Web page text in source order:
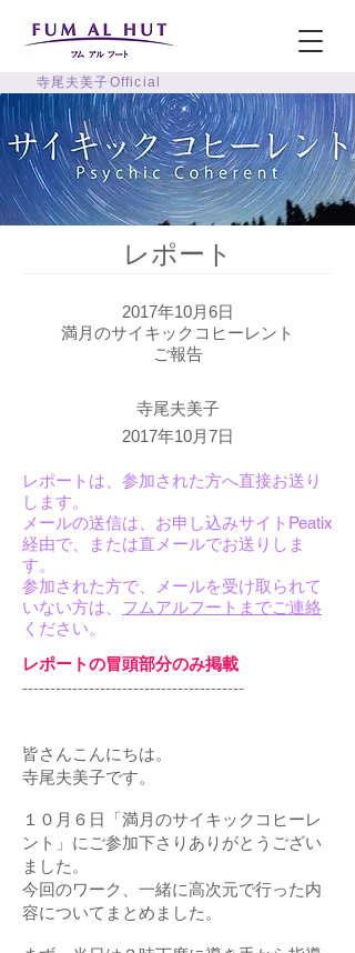
寺尾夫美子Official
レポート
2017年10月6日
満月のサイキックコヒーレント
ご報告
寺尾夫美子
2017年10月7日
レポートは、参加された方へ直接お送り
します。
メールの送信は、お申し込みサイトPeatix
経由で、または直メールでお送りしま
す。
参加された方で、メールを受け取られて
いない方は、 フムアルフートまでご連絡
ください。
レポートの冒頭部分のみ掲載
----------------------------------------
皆さんこんにちは。
寺尾夫美子です。
１０月６日「満月のサイキックコヒーレ
ント」にご参加下さりありがとうござい
ました。
今回のワーク、一緒に高次元で行った内
容についてまとめました。